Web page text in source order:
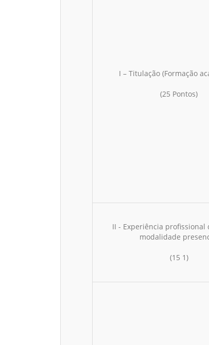
I – Titulação (Formação
(25 Pontos)
II - Experiência profissional
modalidade
(15 1)